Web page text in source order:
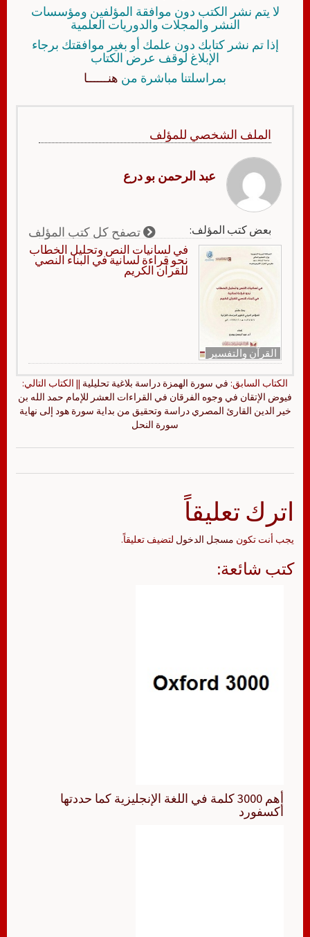
لا يتم نشر الكتب دون موافقة المؤلفين ومؤسسات
النشر والمجلات والدوريات العلمية
إذا تم نشر كتابك دون علمك أو بغير موافقتك برجاء
الإبلاغ لوقف عرض الكتاب
بمراسلتنا مباشرة من هنــــــا
الملف الشخصي للمؤلف
عبد الرحمن بو درع
بعض كتب المؤلف: تصفح كل كتب المؤلف
القرآن والتفسير
في لسانيات النص وتحليل الخطاب
نحو قراءة لسانية في البناء النصي
للقرآن الكريم
الكتاب السابق: في سورة الهمزة دراسة بلاغية تحليلية || الكتاب التالي:
فيوض الإتقان في وجوه الفرقان في القراءات العشر للإمام حمد الله بن
خير الدين القارئ المصري دراسة وتحقيق من بداية سورة هود إلى نهاية
سورة النحل
اترك تعليقاً
يجب أنت تكون مسجل الدخول لتضيف تعليقاً.
كتب شائعة:
أهم 3000 كلمة في اللغة الإنجليزية كما حددتها
أكسفورد